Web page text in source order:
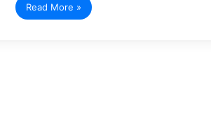
Read More »